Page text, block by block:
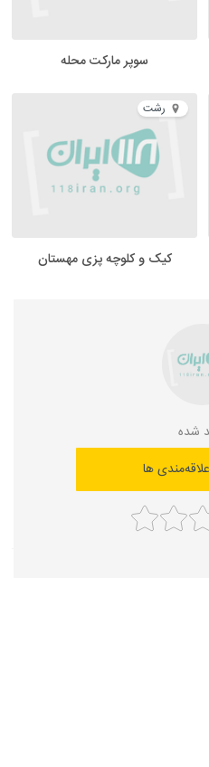
سوپر مارکت محله
رشت
کیک و کلوچه پزی مهستان
شده
ها